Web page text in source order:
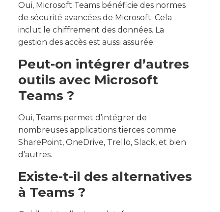
Oui, Microsoft Teams bénéficie des normes
de sécurité avancées de Microsoft. Cela
inclut le chiffrement des données. La
gestion des accès est aussi assurée.
Peut-on intégrer d’autres
outils avec Microsoft
Teams ?
Oui, Teams permet d’intégrer de
nombreuses applications tierces comme
SharePoint, OneDrive, Trello, Slack, et bien
d’autres.
Existe-t-il des alternatives
à Teams ?